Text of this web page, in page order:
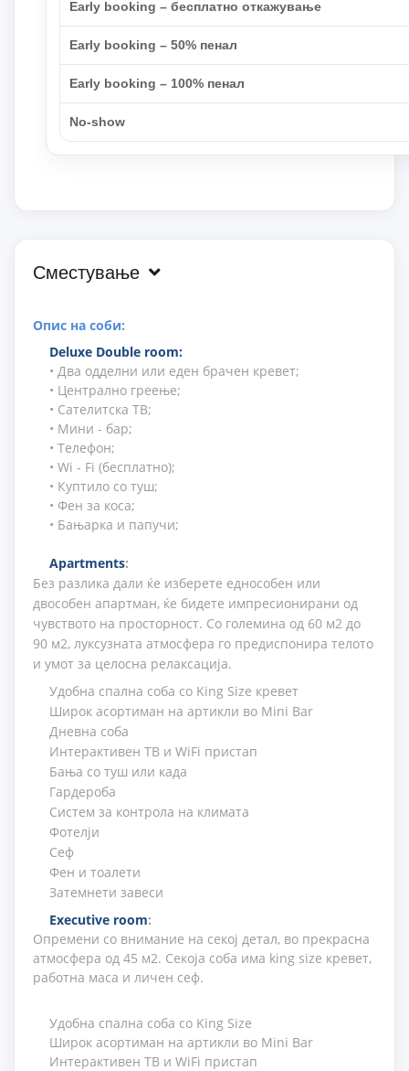
Early booking – бесплатно откажување
Early booking – 50% пенал
Early booking – 100% пенал
No-show
Сместување
Опис на соби:
Deluxe Double room:
• Два одделни или еден брачен кревет;
• Централно греење;
• Сателитска ТВ;
• Мини - бар;
• Телефон;
• Wi - Fi (бесплатно);
• Куптило со туш;
• Фен за коса;
• Бањарка и папучи;
Apartments:
Без разлика дали ќе изберете еднособен или
двособен апартман, ќе бидете импресионирани од
чувството на просторност. Со големина од 60 м2 до
90 м2, луксузната атмосфера го предиспонира телото
и умот за целосна релаксација.
Удобна спална соба со King Size кревет
Широк асортиман на артикли во Mini Bar
Дневна соба
Интерактивен ТВ и WiFi пристап
Бања со туш или када
Гардероба
Систем за контрола на климата
Фотелји
Сеф
Фен и тоалети
Затемнети завеси
Executive room:
Опремени со внимание на секој детал, во прекрасна
атмосфера од 45 м2. Секоја соба има king size кревет,
работна маса и личен сеф.
Удобна спална соба со King Size
Широк асортиман на артикли во Mini Bar
Интерактивен ТВ и WiFi пристап